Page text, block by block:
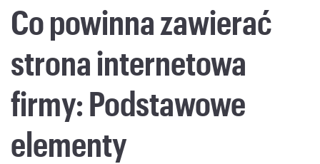
Co powinna zawierać
strona internetowa
firmy: Podstawowe
elementy